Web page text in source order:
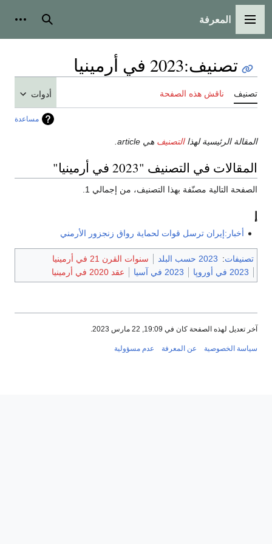
القائمة الرئيسية
المعرفة بحث
تصنيف:2023 في أرمينيا
تصنيف ناقش هذه الصفحة أدوات
مساعدة
المقالة الرئيسية لهذاالتصنيف هي article.
المقالات في التصنيف "2023 في أرمينيا"
الصفحة التالية مصنّفة بهذا التصنيف، من إجمالي 1.
أخبار:إيران ترسل قوات لحماية رواق زنجزور الأرمني
تصنيفات: 2023 حسب البلد
سنوات القرن 21 في أرمينيا
2023 في أوروپا
2023 في آسيا عقد 2020 في أرمينيا
آخر تعديل لهذه الصفحة كان في 19:09, 22 مارس 2023.
سياسة الخصوصية عن المعرفة عدم مسؤولية